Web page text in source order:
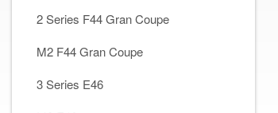
2 Series F44 Gran Coupe
M2 F44 Gran Coupe
3 Series E46